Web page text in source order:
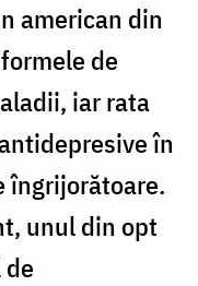
american din
de
iar rata
în
îngrijorătoare.
unul din opt